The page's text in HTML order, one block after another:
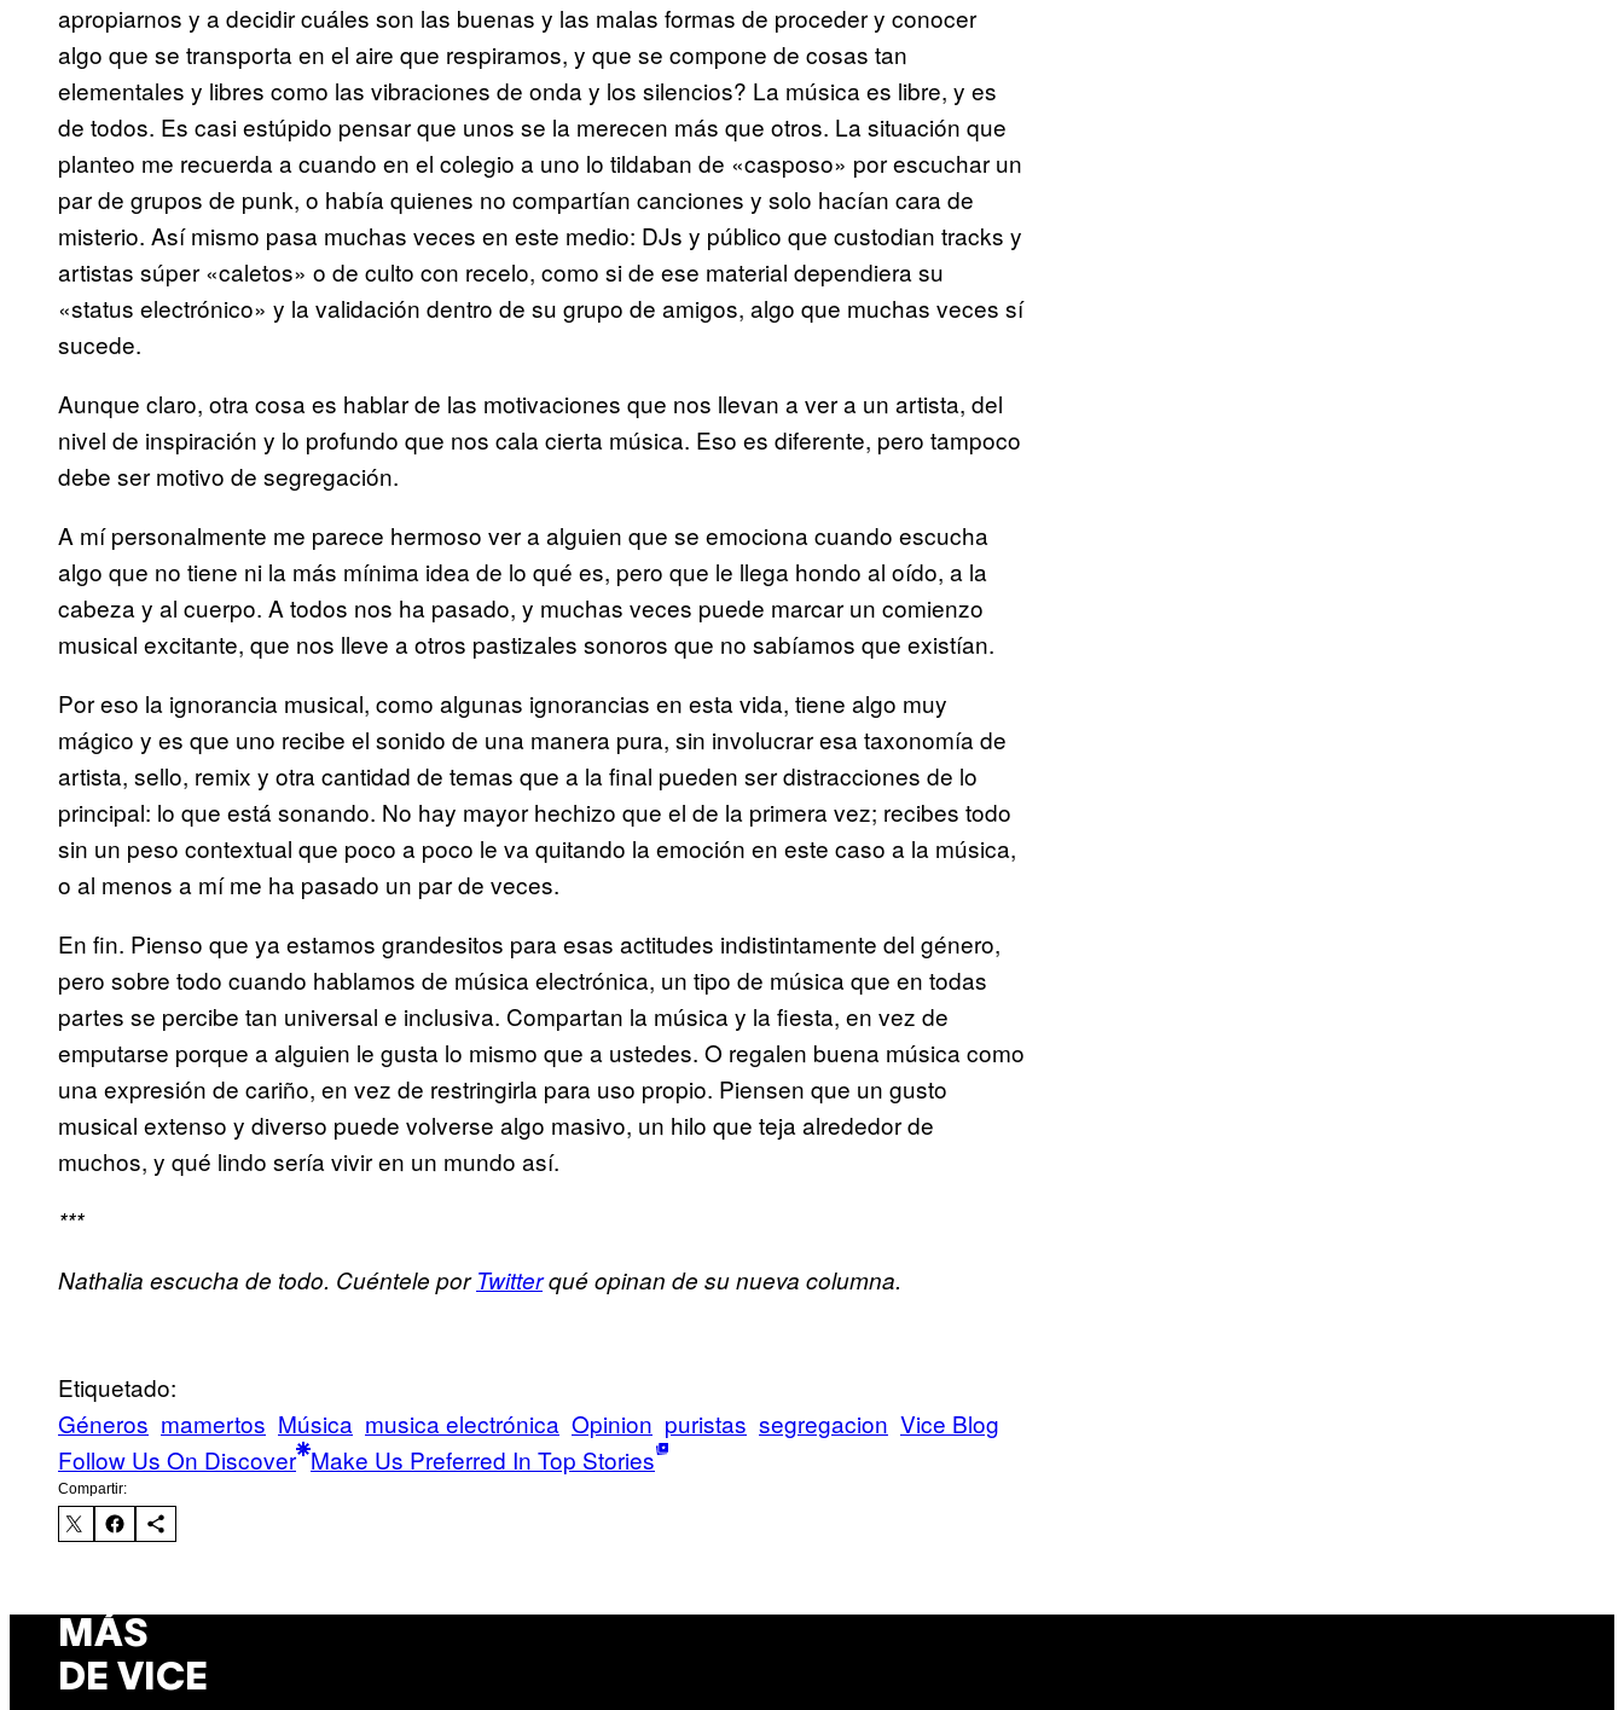
apropiarnos y a decidir cuáles son las buenas y las malas formas de proceder y conocer
algo que se transporta en el aire que respiramos, y que se compone de cosas tan
elementales y libres como las vibraciones de onda y los silencios? La música es libre, y es
de todos. Es casi estúpido pensar que unos se la merecen más que otros. La situación que
planteo me recuerda a cuando en el colegio a uno lo tildaban de «casposo» por escuchar un
par de grupos de punk, o había quienes no compartían canciones y solo hacían cara de
misterio. Así mismo pasa muchas veces en este medio: DJs y público que custodian tracks y
artistas súper «caletos» o de culto con recelo, como si de ese material dependiera su
«status electrónico» y la validación dentro de su grupo de amigos, algo que muchas veces sí
sucede.
Aunque claro, otra cosa es hablar de las motivaciones que nos llevan a ver a un artista, del
nivel de inspiración y lo profundo que nos cala cierta música. Eso es diferente, pero tampoco
debe ser motivo de segregación.
A mí personalmente me parece hermoso ver a alguien que se emociona cuando escucha
algo que no tiene ni la más mínima idea de lo qué es, pero que le llega hondo al oído, a la
cabeza y al cuerpo. A todos nos ha pasado, y muchas veces puede marcar un comienzo
musical excitante, que nos lleve a otros pastizales sonoros que no sabíamos que existían.
Por eso la ignorancia musical, como algunas ignorancias en esta vida, tiene algo muy
mágico y es que uno recibe el sonido de una manera pura, sin involucrar esa taxonomía de
artista, sello, remix y otra cantidad de temas que a la final pueden ser distracciones de lo
principal: lo que está sonando. No hay mayor hechizo que el de la primera vez; recibes todo
sin un peso contextual que poco a poco le va quitando la emoción en este caso a la música,
o al menos a mí me ha pasado un par de veces.
En fin. Pienso que ya estamos grandesitos para esas actitudes indistintamente del género,
pero sobre todo cuando hablamos de música electrónica, un tipo de música que en todas
partes se percibe tan universal e inclusiva. Compartan la música y la fiesta, en vez de
emputarse porque a alguien le gusta lo mismo que a ustedes. O regalen buena música como
una expresión de cariño, en vez de restringirla para uso propio. Piensen que un gusto
musical extenso y diverso puede volverse algo masivo, un hilo que teja alrededor de
muchos, y qué lindo sería vivir en un mundo así.
***
Nathalia escucha de todo. Cuéntele porTwitterqué opinan de su nueva columna.
Etiquetado:
Géneros mamertos Música musica electrónica Opinion puristas segregacion Vice Blog
Follow Us On Discover Make Us Preferred In Top Stories
Compartir:
MÁS
DE VICE